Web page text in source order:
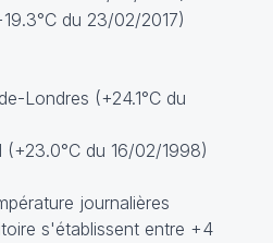
du 23/02/2017)
Londres (+24.1°C du
(+23.0°C du 16/02/1998)
journalières
s'établissent entre +4